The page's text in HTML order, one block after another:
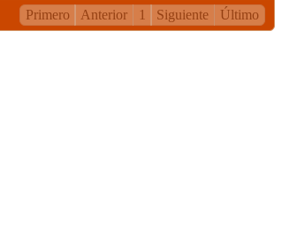
Primero Anterior 1 Siguiente Último